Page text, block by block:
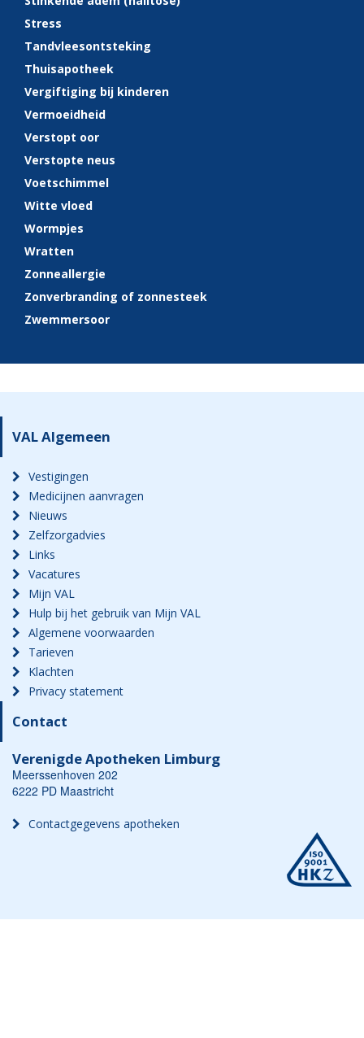
Stress
Tandvleesontsteking
Thuisapotheek
Vergiftiging bij kinderen
Vermoeidheid
Verstopt oor
Verstopte neus
Voetschimmel
Witte vloed
Wormpjes
Wratten
Zonneallergie
Zonverbranding of zonnesteek
Zwemmersoor
VAL Algemeen
Vestigingen
Medicijnen aanvragen
Nieuws
Zelfzorgadvies
Links
Vacatures
Mijn VAL
Hulp bij het gebruik van Mijn VAL
Algemene voorwaarden
Tarieven
Klachten
Privacy statement
Contact
Verenigde Apotheken Limburg
Meerssenhoven 202
6222 PD Maastricht
Contactgegevens apotheken